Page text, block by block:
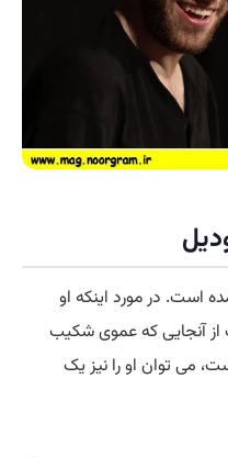
است. در مورد اینکه او
از آنجایی که عموی شکیب
می توان او را نیز یک